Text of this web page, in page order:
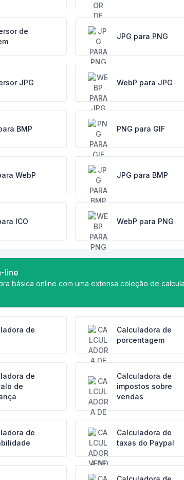
de
JPG para PNG
JPG WebP para JPG
BMP PNG para GIF
WebP JPG para BMP
ICO WebP para PNG
line
básica online com uma extensa coleção de
de
Calculadora de
porcentagem
de
de
Calculadora de
impostos sobre
vendas
de
Calculadora de
taxas do Paypal